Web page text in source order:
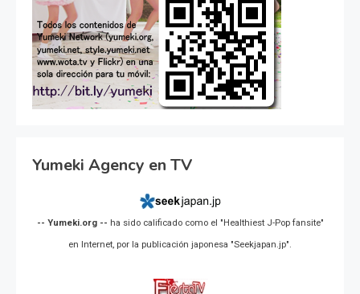
Yumeki Agency en TV
-- Yumeki.org -- ha sido calificado como el "Healthiest J-Pop fansite"
en Internet, por la publicación japonesa "Seekjapan.jp".